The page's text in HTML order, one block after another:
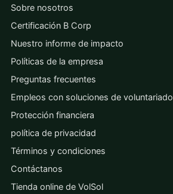
Sobre nosotros
Certificación B Corp
Nuestro informe de impacto
Políticas de la empresa
Preguntas frecuentes
Empleos con soluciones de voluntariado
Protección financiera
política de privacidad
Términos y condiciones
Contáctanos
Tienda online de VolSol